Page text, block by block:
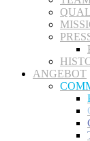
ANGEBOT